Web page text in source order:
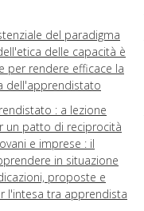
del paradigma
delle capacità è
per rendere efficace la
dell'apprendistato
: a lezione
un patto di reciprocità
e imprese : il
in situazione
proposte e
l'intesa tra apprendista